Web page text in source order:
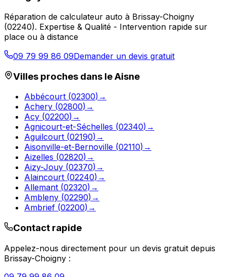
Réparation de calculateur auto à Brissay-Choigny
(02240). Expertise & Qualité - Intervention rapide sur
place ou à distance
09 79 99 86 09Demander un devis gratuit
Villes proches dans leAisne
Abbécourt (02300) →
Achery (02800) →
Acy (02200) →
Agnicourt-et-Séchelles (02340) →
Aguilcourt (02190) →
Aisonville-et-Bernoville (02110) →
Aizelles (02820) →
Aizy-Jouy (02370) →
Alaincourt (02240) →
Allemant (02320) →
Ambleny (02290) →
Ambrief (02200) →
Contact rapide
Appelez-nous directement pour un devis gratuit depuis
Brissay-Choigny :